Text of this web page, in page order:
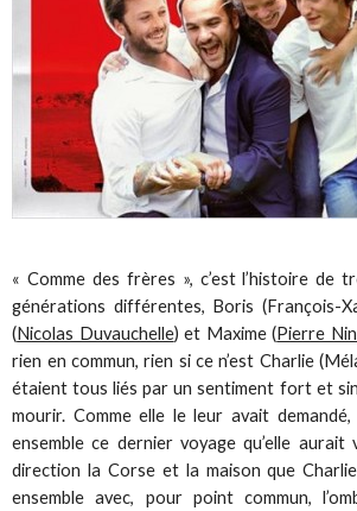
« Comme des frères », c’est l’histoire de
générations différentes, Boris (François-
(Nicolas Duvauchelle) et Maxime (Pierre
rien en commun, rien si ce n’est Charlie
étaient tous liés par un sentiment fort et
mourir. Comme elle le leur avait
ensemble ce dernier voyage qu’elle aurait
direction la Corse et la maison que
ensemble avec, pour point commun,